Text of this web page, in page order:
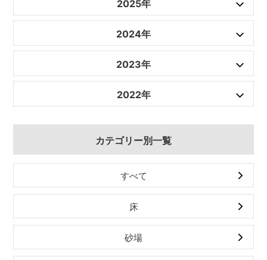
2025年
2024年
2023年
2022年
カテゴリー別一覧
すべて
床
砂場